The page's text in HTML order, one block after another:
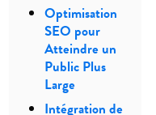
Optimisation
SEO pour
Atteindre un
Public Plus
Large
Intégration de